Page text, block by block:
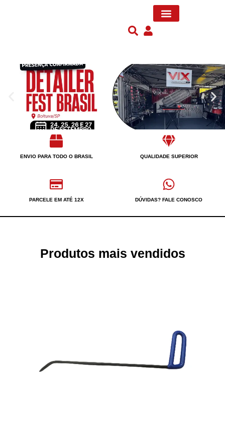
ENVIO PARA TODO O BRASIL QUALIDADE SUPERIOR
PARCELE EM ATÉ 12X DÚVIDAS? FALE CONOSCO
Produtos mais vendidos